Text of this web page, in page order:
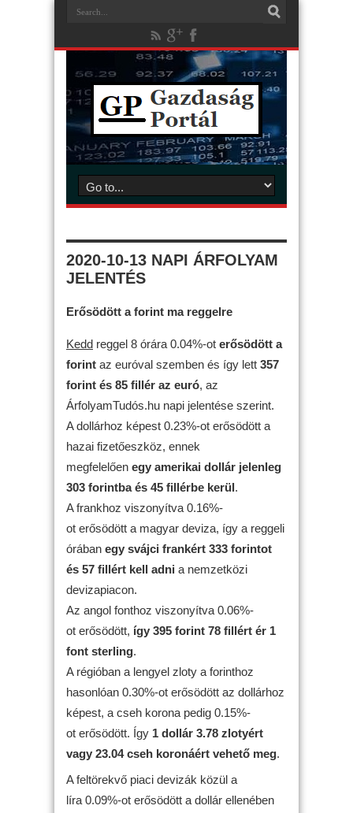
2020-10-13 NAPI ÁRFOLYAM
JELENTÉS
Erősödött a forint ma reggelre
Kedd reggel 8 órára 0.04%-ot erősödött a
forint az euróval szemben és így lett 357
forint és 85 fillér az euró, az
ÁrfolyamTudós.hu napi jelentése szerint.
A dollárhoz képest 0.23%-ot erősödött a
hazai fizetőeszköz, ennek
megfelelően egy amerikai dollár jelenleg
303 forintba és 45 fillérbe kerül.
A frankhoz viszonyítva 0.16%-
ot erősödött a magyar deviza, így a reggeli
órában egy svájci frankért 333 forintot
és 57 fillért kell adni a nemzetközi
devizapiacon.
Az angol fonthoz viszonyítva 0.06%-
ot erősödött, így 395 forint 78 fillért ér 1
font sterling.
A régióban a lengyel zloty a forinthoz
hasonlóan 0.30%-ot erősödött az dollárhoz
képest, a cseh korona pedig 0.15%-
ot erősödött. Így 1 dollár 3.78 zlotyért
vagy 23.04 cseh koronáért vehető meg.
A feltörekvő piaci devizák közül a
líra 0.09%-ot erősödött a dollár ellenében